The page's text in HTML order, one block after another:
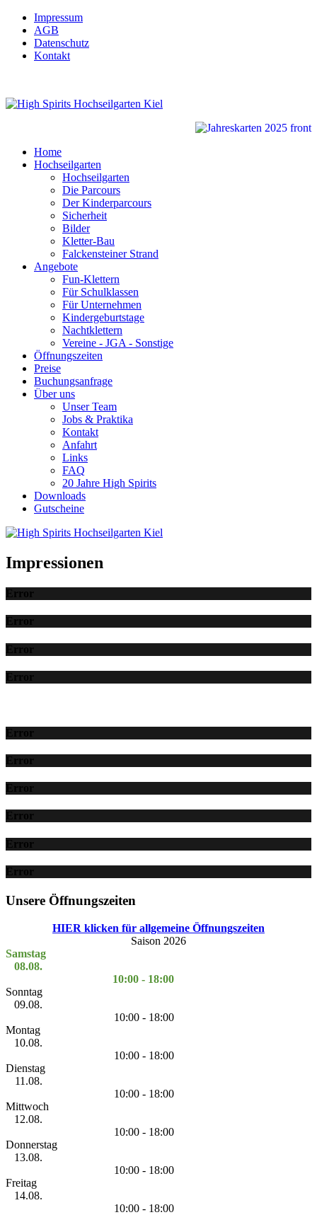
Impressum
AGB
Datenschutz
Kontakt
Home
Hochseilgarten
Hochseilgarten
Die Parcours
Der Kinderparcours
Sicherheit
Bilder
Kletter-Bau
Falckensteiner Strand
Angebote
Fun-Klettern
Für Schulklassen
Für Unternehmen
Kindergeburtstage
Nachtklettern
Vereine - JGA - Sonstige
Öffnungszeiten
Preise
Buchungsanfrage
Über uns
Unser Team
Jobs & Praktika
Kontakt
Anfahrt
Links
FAQ
20 Jahre High Spirits
Downloads
Gutscheine
Impressionen
Error
Error
Error
Error
Error
Error
Error
Error
Error
Error
Unsere Öffnungszeiten
HIER klicken für allgemeine Öffnungszeiten
Saison 2026
Samstag
08.08.
10:00 - 18:00
Sonntag
09.08.
10:00 - 18:00
Montag
10.08.
10:00 - 18:00
Dienstag
11.08.
10:00 - 18:00
Mittwoch
12.08.
10:00 - 18:00
Donnerstag
13.08.
10:00 - 18:00
Freitag
14.08.
10:00 - 18:00